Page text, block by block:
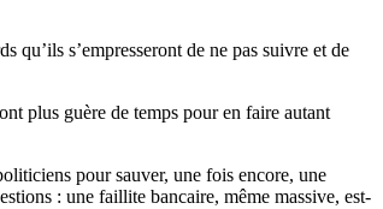
s’empresseront de ne pas suivre et de
plus guère de temps pour en faire autant
pour sauver, une fois encore, une
: une faillite bancaire, même massive, est-